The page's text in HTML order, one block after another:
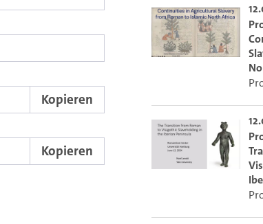
Videoplayer einzubetten.
einzubetten.
Bitte in das Feld klicken, um die aktuelle Zeit
Start- und Endpunktes verweist dieser Link auf den
Kopieren
um den Auschnitt des Videos mit dem Lecture2Go-
Kopieren